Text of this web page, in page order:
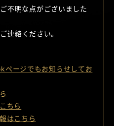
不明な点がございました
連絡ください。
ページでもお知らせしてお
ちら
はこちら